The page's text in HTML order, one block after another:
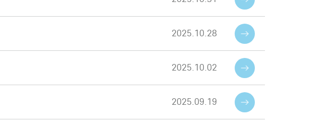
2025.10.28
2025.10.02
2025.09.19